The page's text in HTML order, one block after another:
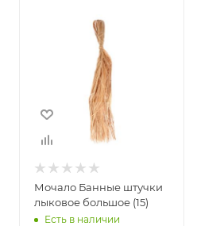
Мочало Банные штучки
лыковое большое (15)
Есть в наличии